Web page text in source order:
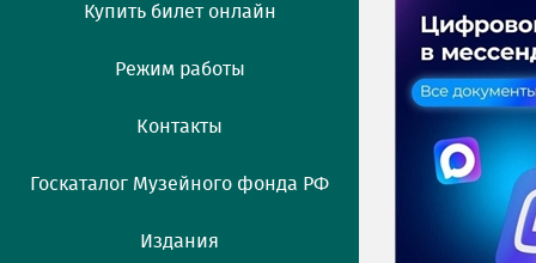
Купить билет онлайн
Режим работы
Контакты
Госкаталог Музейного фонда РФ
Издания